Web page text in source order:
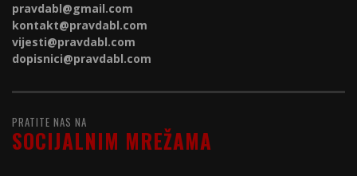
pravdabl@gmail.com
kontakt@pravdabl.com
vijesti@pravdabl.com
dopisnici@pravdabl.com
PRATITE NAS NA
SOCIJALNIM MREŽAMA